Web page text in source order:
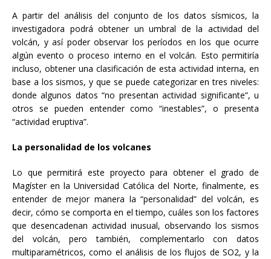
A partir del análisis del conjunto de los datos sísmicos, la
investigadora podrá obtener un umbral de la actividad del
volcán, y así poder observar los períodos en los que ocurre
algún evento o proceso interno en el volcán. Esto permitiría
incluso, obtener una clasificación de esta actividad interna, en
base a los sismos, y que se puede categorizar en tres niveles:
donde algunos datos “no presentan actividad significante”, u
otros se pueden entender como “inestables”, o presenta
“actividad eruptiva”.
La personalidad de los volcanes
Lo que permitirá este proyecto para obtener el grado de
Magíster en la Universidad Católica del Norte, finalmente, es
entender de mejor manera la “personalidad” del volcán, es
decir, cómo se comporta en el tiempo, cuáles son los factores
que desencadenan actividad inusual, observando los sismos
del volcán, pero también, complementarlo con datos
multiparamétricos, como el análisis de los flujos de SO2, y la